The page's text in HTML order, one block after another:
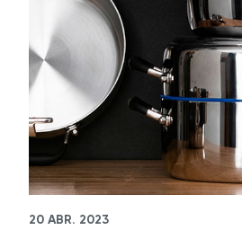
20 ABR. 2023